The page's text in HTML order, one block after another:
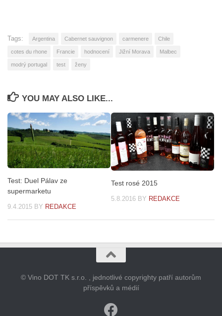
Tags: Argentina Cabernet sauvignon carmenere Chile
cotes du rhone Francie hodnocení Jižní Morava Malbec
modrý portugal test ženy
YOU MAY ALSO LIKE...
Test: Duel Pálav ze
supermarketu
9.4.2015 BY REDAKCE
Test rosé 2015
5.8.2016 BY REDAKCE
© Vino DOT TK s.r.o. , jednotlivé copyrighty patří autorům
příspěvků a médií